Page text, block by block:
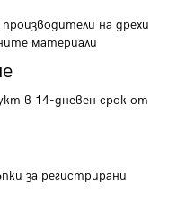
на дрехи
материали
в 14-дневен срок от
за регистрирани